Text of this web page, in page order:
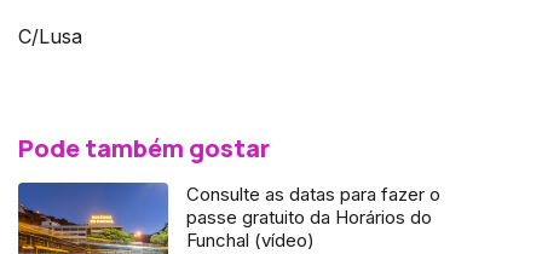
C/Lusa
Pode também gostar
Consulte as datas para fazer o
passe gratuito da Horários do
Funchal (vídeo)